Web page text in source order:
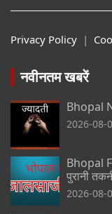
Privacy Policy |
नवीनतम खबरें
Bhopal
2026-08-
Bhopal
पुरानी
2026-08-